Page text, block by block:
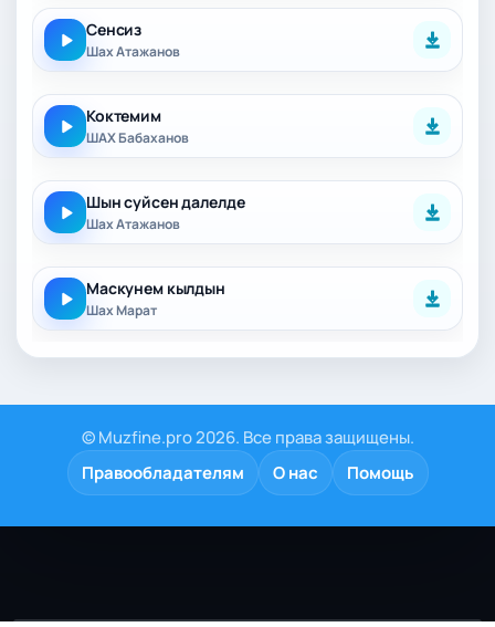
Сенсиз
Шах Атажанов
Коктемим
ШАХ Бабаханов
Шын суйсен далелде
Шах Атажанов
Маскунем кылдын
Шах Марат
© Muzfine.pro 2026. Все права защищены.
Правообладателям
О нас Помощь